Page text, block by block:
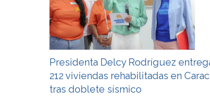
Presidenta Delcy Rodríguez
212 viviendas rehabilitadas en
tras doblete sísmico